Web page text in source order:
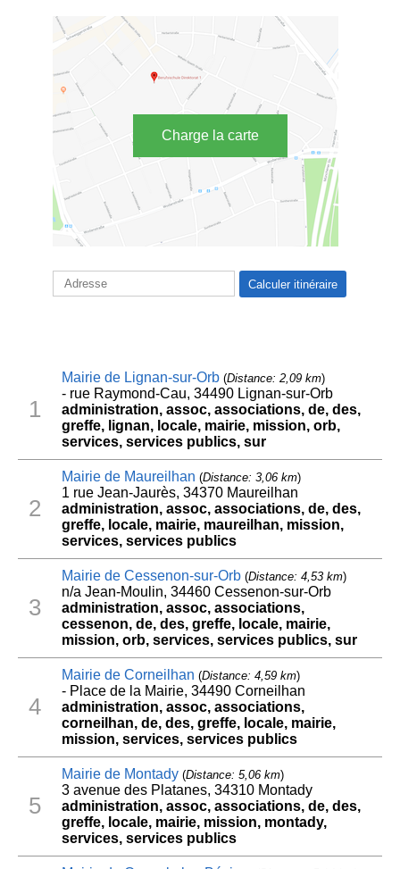
Charge la carte
1
Mairie de Lignan-sur-Orb(Distance: 2,09 km)
- rue Raymond-Cau, 34490 Lignan-sur-Orb
administration, assoc, associations, de, des,
greffe, lignan, locale, mairie, mission, orb,
services, services publics, sur
2
Mairie de Maureilhan (Distance: 3,06 km)
1 rue Jean-Jaurès, 34370 Maureilhan
administration, assoc, associations, de, des,
greffe, locale, mairie, maureilhan, mission,
services, services publics
3
Mairie de Cessenon-sur-Orb(Distance: 4,53 km)
n/a Jean-Moulin, 34460 Cessenon-sur-Orb
administration, assoc, associations,
cessenon, de, des, greffe, locale, mairie,
mission, orb, services, services publics, sur
4
Mairie de Corneilhan (Distance: 4,59 km)
- Place de la Mairie, 34490 Corneilhan
administration, assoc, associations,
corneilhan, de, des, greffe, locale, mairie,
mission, services, services publics
5
Mairie de Montady(Distance: 5,06 km)
3 avenue des Platanes, 34310 Montady
administration, assoc, associations, de, des,
greffe, locale, mairie, mission, montady,
services, services publics